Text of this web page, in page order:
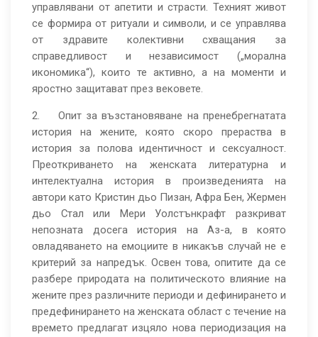
управлявани от апетити и страсти. Техният живот
се формира от ритуали и символи, и се управлява
от здравите колективни схващания за
справедливост и независимост („морална
икономика“), които те активно, а на моменти и
яростно защитават през вековете.
2. Опит за възстановяване на пренебрегнатата
история на жените, която скоро прераства в
история за полова идентичност и сексуалност.
Преоткриването на женската литературна и
интелектуална история в произведенията на
автори като Кристин дьо Пизан, Афра Бен, Жермен
дьо Стал или Мери Уолстънкрафт разкриват
непозната досега история на Аз-а, в която
овладяването на емоциите в никакъв случай не е
критерий за напредък. Освен това, опитите да се
разбере природата на политическото влияние на
жените през различните периоди и дефинирането и
предефинирането на женската област с течение на
времето предлагат изцяло нова периодизация на